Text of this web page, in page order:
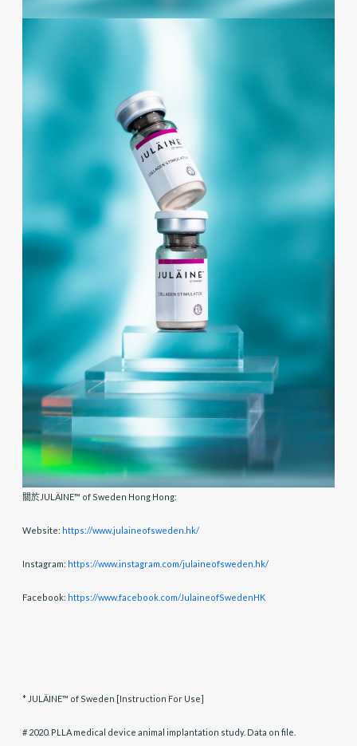
關於JULÄINE™ of Sweden Hong Hong:
Website: https://www.julaineofsweden.hk/
Instagram: https://www.instagram.com/julaineofsweden.hk/
Facebook: https://www.facebook.com/JulaineofSwedenHK
* JULÄINE™ of Sweden [Instruction For Use]
# 2020. PLLA medical device animal implantation study. Data on file.